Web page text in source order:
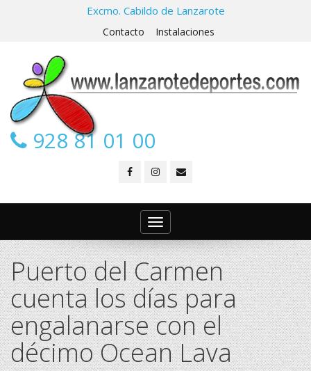
Excmo. Cabildo de Lanzarote
Contacto Instalaciones
928 81 01 00
Toggle
navigation
Puerto del Carmen
cuenta los días para
engalanarse con el
décimo Ocean Lava